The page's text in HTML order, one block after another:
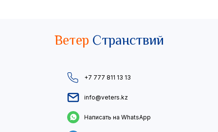
Ветер Странствий
+7 777 811 13 13
info@veters.kz
Написать на WhatsApp